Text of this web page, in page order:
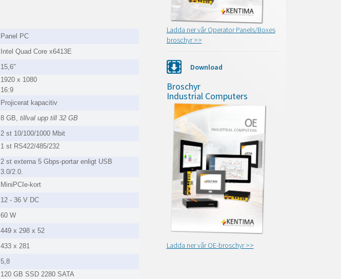
Panel PC
Intel Quad Core x6413E
15,6"
1920 x 1080
16:9
Projicerat kapacitiv
8 GB, tillval upp till 32 GB
2 st 10/100/1000 Mbit
1 st RS422/485/232
2 st externa 5 Gbps-portar enligt USB
3.0/2.0.
MiniPCIe-kort
12 - 36 V DC
60 W
449 x 298 x 52
433 x 281
5,8
120 GB SSD 2280 SATA
Ladda ner vår Operator Panels/Boxes
broschyr >>
Download
Broschyr
Industrial Computers
Ladda ner vår OE-broschyr >>